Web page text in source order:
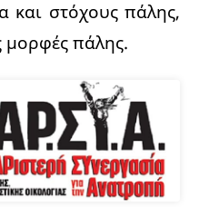
και στόχους πάλης,
μορφές πάλης.